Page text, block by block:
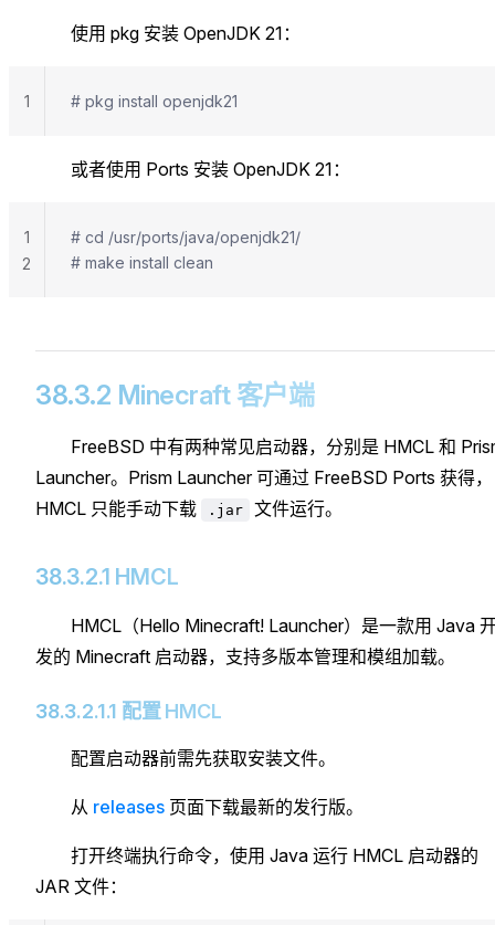
使用 pkg 安装 OpenJDK 21：
# pkg install openjdk21
1
或者使用 Ports 安装 OpenJDK 21：
# cd /usr/ports/java/openjdk21/
# make install clean
1
2
38.3.2 Minecraft 客户端
FreeBSD 中有两种常见启动器，分别是 HMCL 和
Launcher。Prism Launcher 可通过 FreeBSD Ports 获得，
HMCL 只能手动下载
.jar 文件运行。
38.3.2.1 HMCL
HMCL（Hello Minecraft! Launcher）是一款用 Java
发的 Minecraft 启动器，支持多版本管理和模组加载。
38.3.2.1.1 配置 HMCL
配置启动器前需先获取安装文件。
从 releases 页面下载最新的发行版。
打开终端执行命令，使用 Java 运行 HMCL 启动器的
JAR 文件：